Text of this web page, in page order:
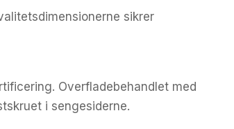
sikrer
Overfladebehandlet med
i sengesiderne.